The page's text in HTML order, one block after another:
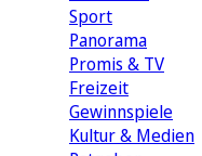
Sport
Panorama
Promis & TV
Freizeit
Gewinnspiele
Kultur & Medien